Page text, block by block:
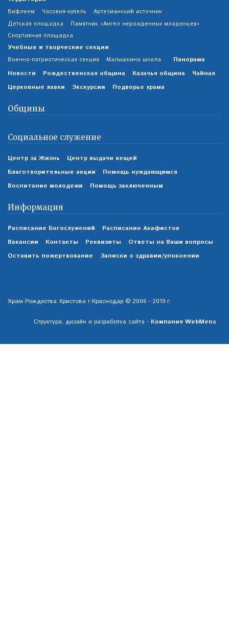
Вифлеем Часовня-купель
Артезианский источник
Детская площадка
Памятник «Ангел нерожденных младенцев»
Спортивная площадка
Учебные и творческие секции
Военно-патриотическая секция Малышкина школа
Панорама
Новости
Рождественская община Казачья община
Чайная
Церковные лавки
Экскурсии Подворье храма
Общины
Социальное служение
Центр за Жизнь
Центр выдачи вещей
Благотворительные акции
Помощь нуждающимся
Воспитание молодежи
Помощь заключенным
Информация
Расписание Богослужений
Расписание Акафистов
Вакансии
Контакты Реквизиты
Ответы на Ваши вопросы
Оставить пожертвование
Записки о здравии/упокоении
Храм Рождества Христова г.Краснодар © 2006 - 2019 г.
Структура, дизайн и разработка сайта - Компания WebMens